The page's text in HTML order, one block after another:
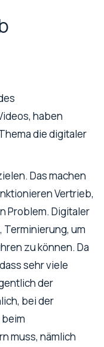
haben
die digitaler
Das machen
Vertrieb,
Problem. Digitaler
um
zu können. Da
sehr viele
der
bei der
muss, nämlich